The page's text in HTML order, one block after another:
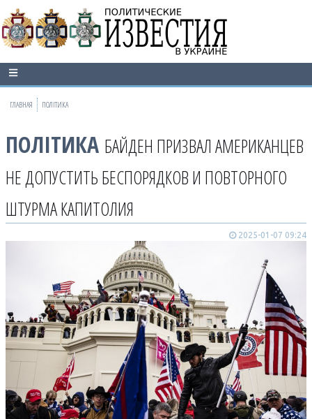
ГЛАВНАЯ ПОЛІТИКА
ПОЛІТИКА БАЙДЕН ПРИЗВАЛ АМЕРИКАНЦЕВ
НЕ ДОПУСТИТЬ БЕСПОРЯДКОВ И ПОВТОРНОГО
ШТУРМА КАПИТОЛИЯ
2025-01-07 09:24